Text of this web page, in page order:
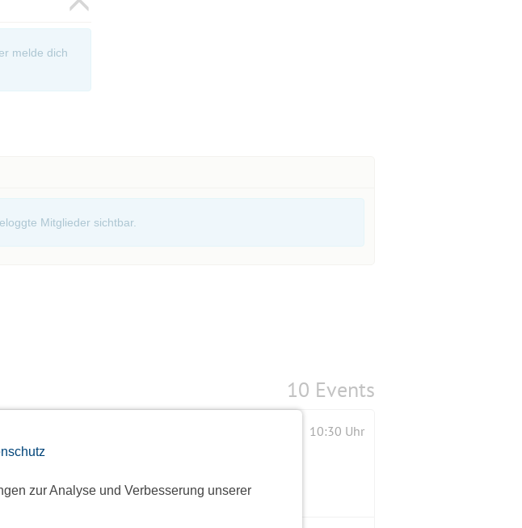
zur Analyse und Verbesserung unserer
melde dich
Mitglieder sichtbar.
10 Events
Land Brandenburg 10:30 Uhr